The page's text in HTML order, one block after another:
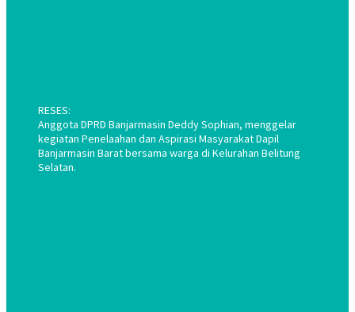
RESES:
Anggota DPRD Banjarmasin Deddy Sophian, menggelar
kegiatan Penelaahan dan Aspirasi Masyarakat Dapil
Banjarmasin Barat bersama warga di Kelurahan Belitung
Selatan.